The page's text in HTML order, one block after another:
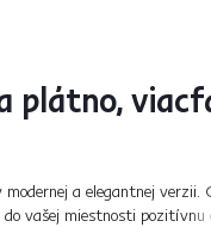
plátno,
modernej a elegantnej
vašej miestnosti pozitívnu